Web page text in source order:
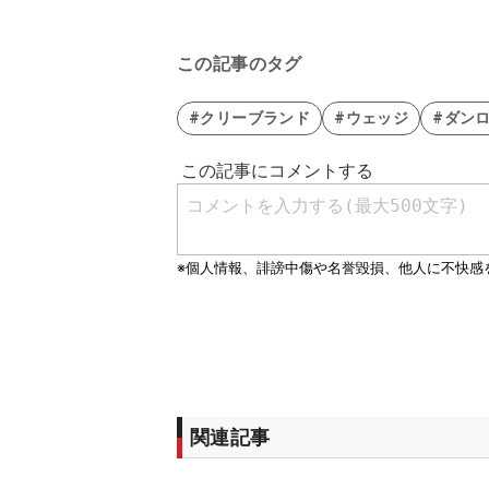
この記事のタグ
#クリーブランド #ウェッジ #ダン
関連記事